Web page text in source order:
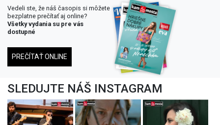
Vedeli ste, že náš časopis si môžete
bezplatne prečítať aj online?
Všetky vydania su pre vás
dostupné
PREČÍTAŤ ONLINE
SLEDUJTE NÁŠ INSTAGRAM